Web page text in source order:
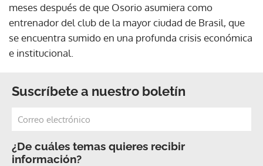
meses después de que Osorio asumiera como
entrenador del club de la mayor ciudad de Brasil, que
se encuentra sumido en una profunda crisis económica
e institucional.
Suscríbete a nuestro boletín
¿De cuáles temas quieres recibir
información?